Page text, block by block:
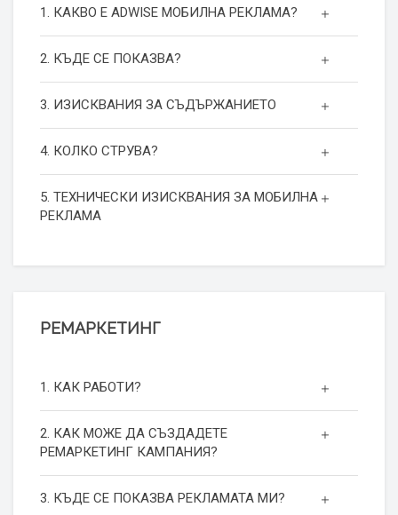
1. КАКВО Е ADWISE МОБИЛНА РЕКЛАМА?
2. КЪДЕ СЕ ПОКАЗВА?
3. ИЗИСКВАНИЯ ЗА СЪДЪРЖАНИЕТО
4. КОЛКО СТРУВА?
5. ТЕХНИЧЕСКИ ИЗИСКВАНИЯ ЗА МОБИЛНА
РЕКЛАМА
РЕМАРКЕТИНГ
1. КАК РАБОТИ?
2. КАК МОЖЕ ДА СЪЗДАДЕТЕ
РЕМАРКЕТИНГ КАМПАНИЯ?
3. КЪДЕ СЕ ПОКАЗВА РЕКЛАМАТА МИ?